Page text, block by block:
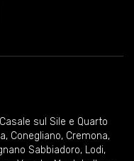
Casale sul Sile e Quarto
, Conegliano, Cremona,
Sabbiadoro, Lodi,